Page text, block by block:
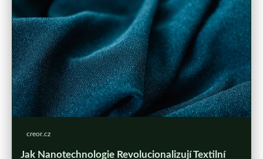
creor.cz
Jak Nanotechnologie Revolucionalizují Textilní